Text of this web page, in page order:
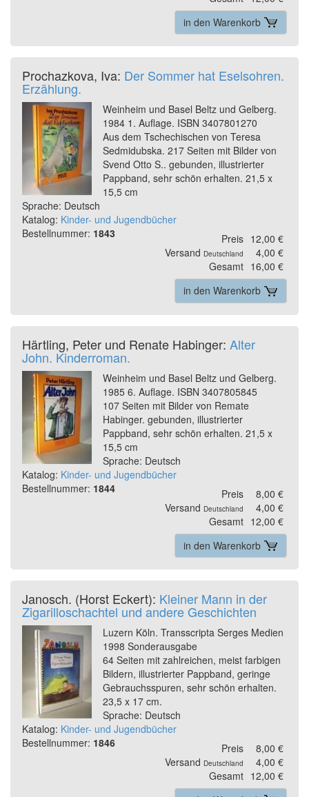
in den Warenkorb
Prochazkova, Iva: Der Sommer hat Eselsohren.
Erzählung.
Weinheim und Basel Beltz und Gelberg.
1984 1. Auflage. ISBN 3407801270
Aus dem Tschechischen von Teresa
Sedmidubska. 217 Seiten mit Bilder von
Svend Otto S.. gebunden, illustrierter
Pappband, sehr schön erhalten. 21,5 x
15,5 cm
Sprache: Deutsch
Katalog: Kinder- und Jugendbücher
Bestellnummer: 1843 Preis 12,00 €
Versand Deutschland
4,00 €
Gesamt 16,00 €
in den Warenkorb
Härtling, Peter und Renate Habinger: Alter
John. Kinderroman.
Weinheim und Basel Beltz und Gelberg.
1985 6. Auflage. ISBN 3407805845
107 Seiten mit Bilder von Remate
Habinger. gebunden, illustrierter
Pappband, sehr schön erhalten. 21,5 x
15,5 cm
Sprache: Deutsch
Katalog: Kinder- und Jugendbücher
Bestellnummer: 1844 Preis
8,00 €
Versand Deutschland
4,00 €
Gesamt 12,00 €
in den Warenkorb
Janosch. (Horst Eckert): Kleiner Mann in der
Zigarilloschachtel und andere Geschichten
Luzern Köln. Transscripta Serges Medien
1998 Sonderausgabe
64 Seiten mit zahlreichen, meist farbigen
Bildern, illustrierter Pappband, geringe
Gebrauchsspuren, sehr schön erhalten.
23,5 x 17 cm.
Sprache: Deutsch
Katalog: Kinder- und Jugendbücher
Bestellnummer: 1846 Preis
8,00 €
Versand Deutschland
4,00 €
Gesamt 12,00 €